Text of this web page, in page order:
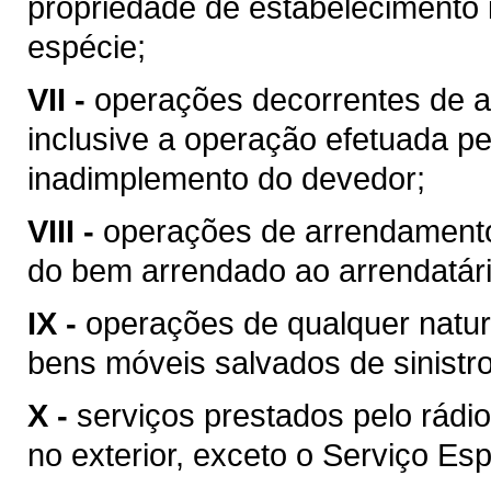
espécie;
VII - operações decorrentes de
inclusive a operação efetuada
inadimplemento do devedor;
VIII - operações de
do bem arrendado ao
IX - operações de qualquer
bens móveis salvados de
X - serviços prestados pelo
no exterior, exceto o Serviço